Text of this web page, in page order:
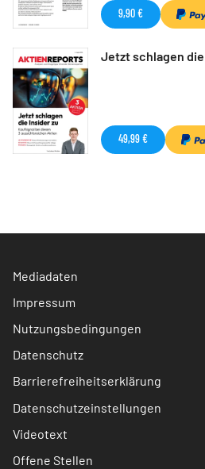
9,90 €
Jetzt schlagen
49,99 €
Mediadaten
Impressum
Nutzungsbedingungen
Datenschutz
Barrierefreiheitserklärung
Datenschutzeinstellungen
Videotext
Offene Stellen